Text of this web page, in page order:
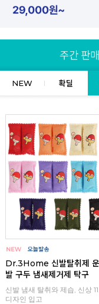
NEW 확딜
Dr.3Home 신발탈취제
발 구두 냄새제거제 탁구
신발 냄새 탈취와 제습, 신상
디자인 입고